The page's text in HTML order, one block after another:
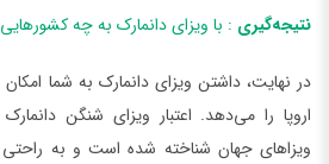
نتیجه‌گیری : با ویزای دانمارک به چه
در نهایت، داشتن ویزای دانمارک به شما
اروپا را می‌دهد. اعتبار ویزای شنگن
ویزاهای جهان شناخته شده است و به راحتی